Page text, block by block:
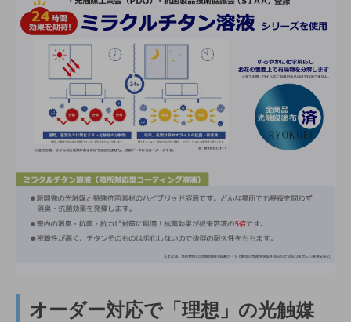
オーダー対応で「理想」の光触媒